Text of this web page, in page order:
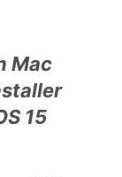
Mac
15